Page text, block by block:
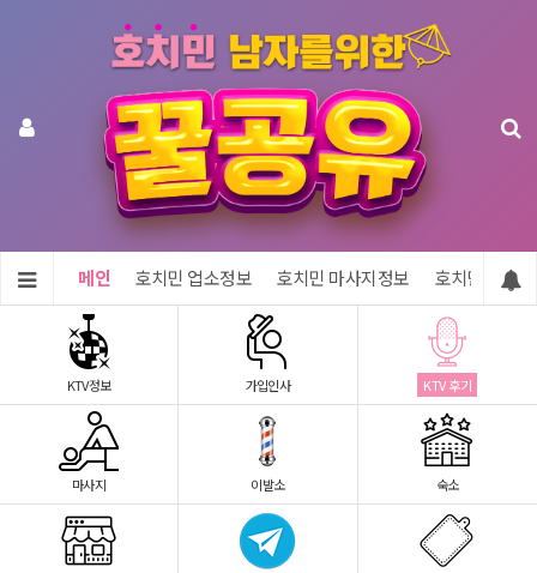
메인 호치민 업소정보 호치민 마사지정보 호치민 숙소
KTV정보 가입인사 KTV 후기
마사지 이발소 숙소